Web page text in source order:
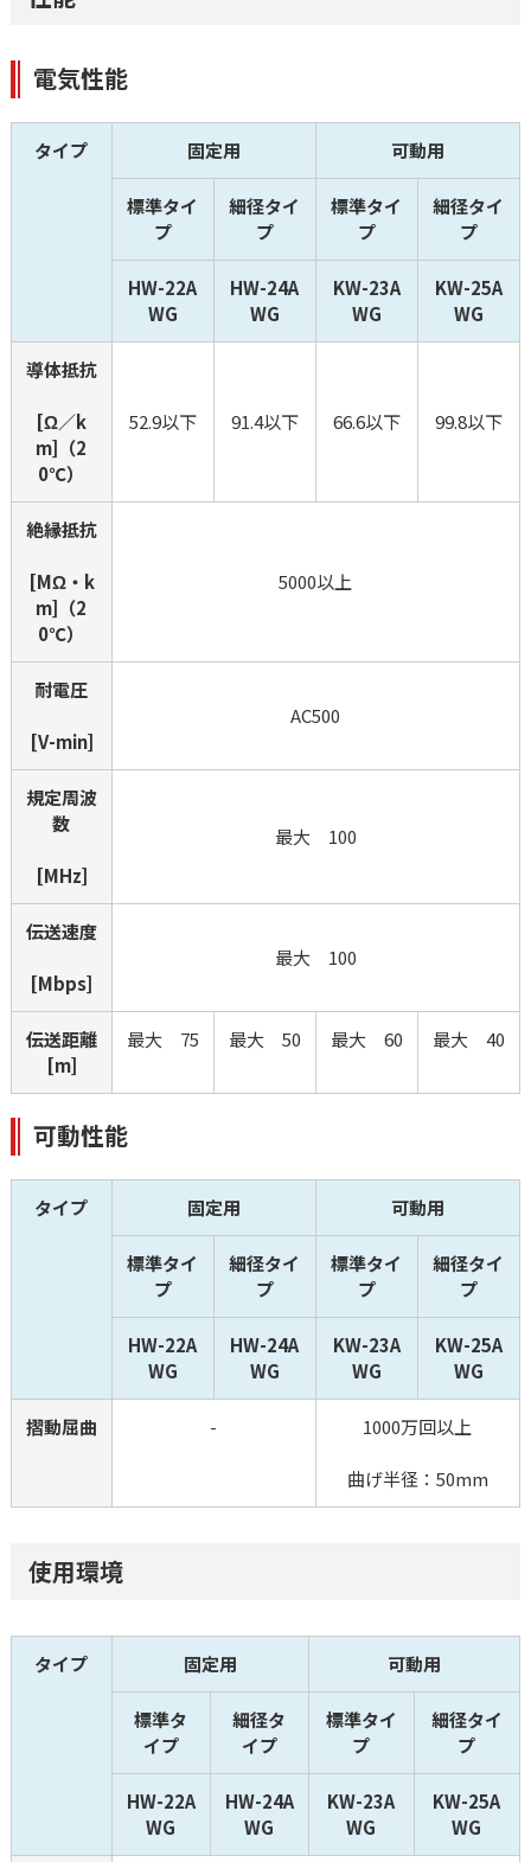
電気性能
タイプ 固定用 可動用
標準タイ
プ
細径タイ
プ
標準タイ
プ
細径タイ
プ
HW-22A
WG
HW-24A
WG
KW-23A
WG
KW-25A
WG
導体抵抗
[Ω／k
m]（2
0℃）
52.9以下 91.4以下 66.6以下 99.8以下
絶縁抵抗
[MΩ・k
m]（2
0℃）
5000以上
耐電圧
[V-min]
AC500
規定周波
数
[MHz]
最大　100
伝送速度
[Mbps]
最大　100
伝送距離
[m]
最大　75 最大　50 最大　60 最大　40
可動性能
タイプ 固定用 可動用
標準タイ
プ
細径タイ
プ
標準タイ
プ
細径タイ
プ
HW-22A
WG
HW-24A
WG
KW-23A
WG
KW-25A
WG
摺動屈曲 - 1000万回以上
曲げ半径：50mm
使用環境
タイプ 固定用 可動用
標準タ
イプ
細径タ
イプ
標準タイ
プ
細径タイ
プ
HW-22A
WG
HW-24A
WG
KW-23A
WG
KW-25A
WG